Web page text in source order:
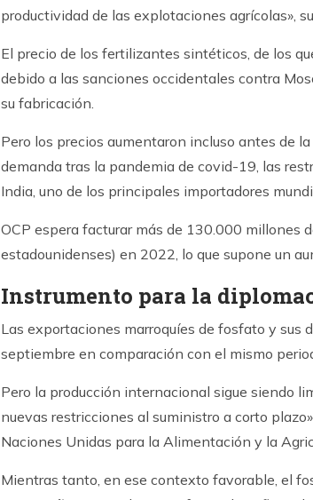
productividad de las explotaciones agrícolas»,
El precio de los fertilizantes sintéticos, de los
debido a las sanciones occidentales contra
su fabricación.
Pero los precios aumentaron incluso antes de
demanda tras la pandemia de covid-19, las
India, uno de los principales importadores
OCP espera facturar más de 130.000 millones
estadounidenses) en 2022, lo que supone un
Instrumento para la
Las exportaciones marroquíes de fosfato y sus
septiembre en comparación con el mismo
Pero la producción internacional sigue siendo
nuevas restricciones al suministro a corto
Naciones Unidas para la Alimentación y la
Mientras tanto, en ese contexto favorable, el